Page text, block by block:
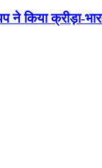
ने किया क्रीड़ा-